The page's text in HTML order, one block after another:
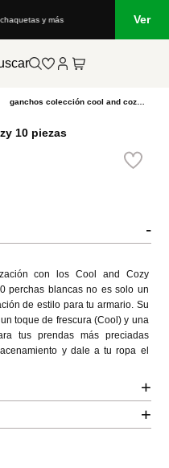
y más Ver
10 piezas
-
con los Cool and Cozy
perchas blancas no es solo un
de estilo para tu armario. Su
toque de frescura (Cool) y una
tus prendas más preciadas
y dale a tu ropa el
+
+